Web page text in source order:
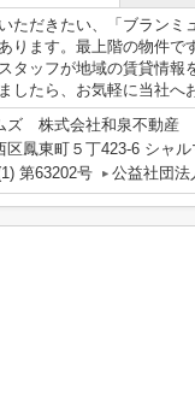
ただきたい、「ブランミ
ります。最上階の物件で
タッフが地域の賃貸情
したら、お気軽に当社へ
ズ 株式会社和泉不動産
区鳳東町５丁423-6 シャ
第63202号
公益社団